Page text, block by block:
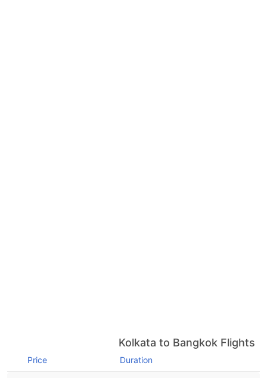
Kolkata to Bangkok Flights
Duration
Price